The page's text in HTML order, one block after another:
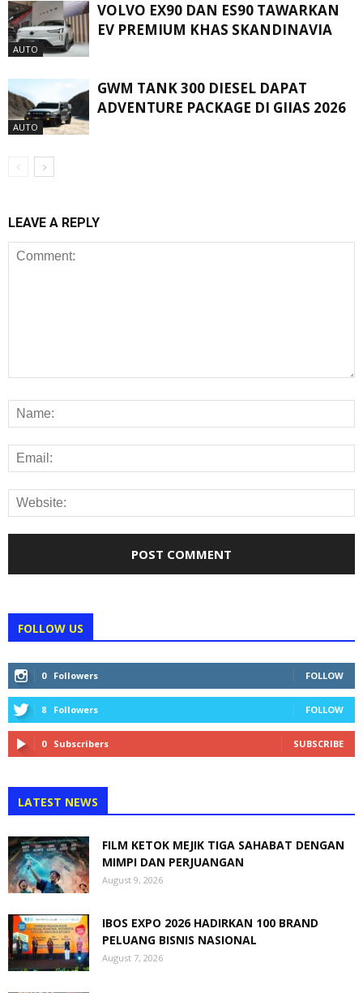
AUTO
VOLVO EX90 DAN ES90 TAWARKAN
EV PREMIUM KHAS SKANDINAVIA
AUTO
GWM TANK 300 DIESEL DAPAT
ADVENTURE PACKAGE DI GIIAS 2026
LEAVE A REPLY
FOLLOW US
0 Followers FOLLOW
8 Followers FOLLOW
0 Subscribers SUBSCRIBE
LATEST NEWS
FILM KETOK MEJIK TIGA SAHABAT DENGAN
MIMPI DAN PERJUANGAN
August 9, 2026
IBOS EXPO 2026 HADIRKAN 100 BRAND
PELUANG BISNIS NASIONAL
August 7, 2026